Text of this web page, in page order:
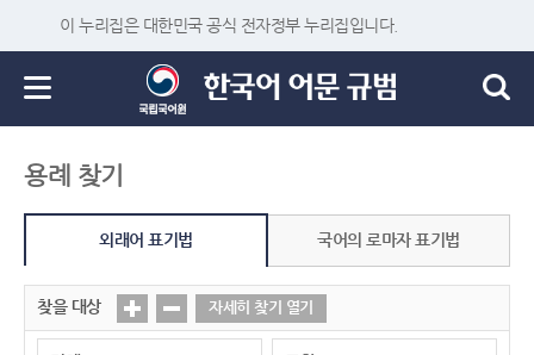
이 누리집은 대한민국 공식 전자정부 누리집입니다.
용례 찾기
외래어 표기법 국어의 로마자 표기법
찾을 대상 자세히 찾기 열기